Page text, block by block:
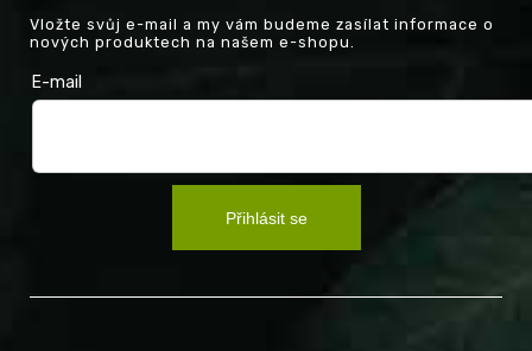
Vložte svůj e-mail a my vám budeme zasílat informace o
nových produktech na našem e-shopu.
E-mail
Přihlásit se